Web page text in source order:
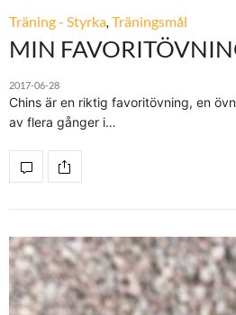
Träning - Styrka,Träningsmål
MIN
2017-06-28
Chins är en riktig favoritövning, en
av flera gånger i…